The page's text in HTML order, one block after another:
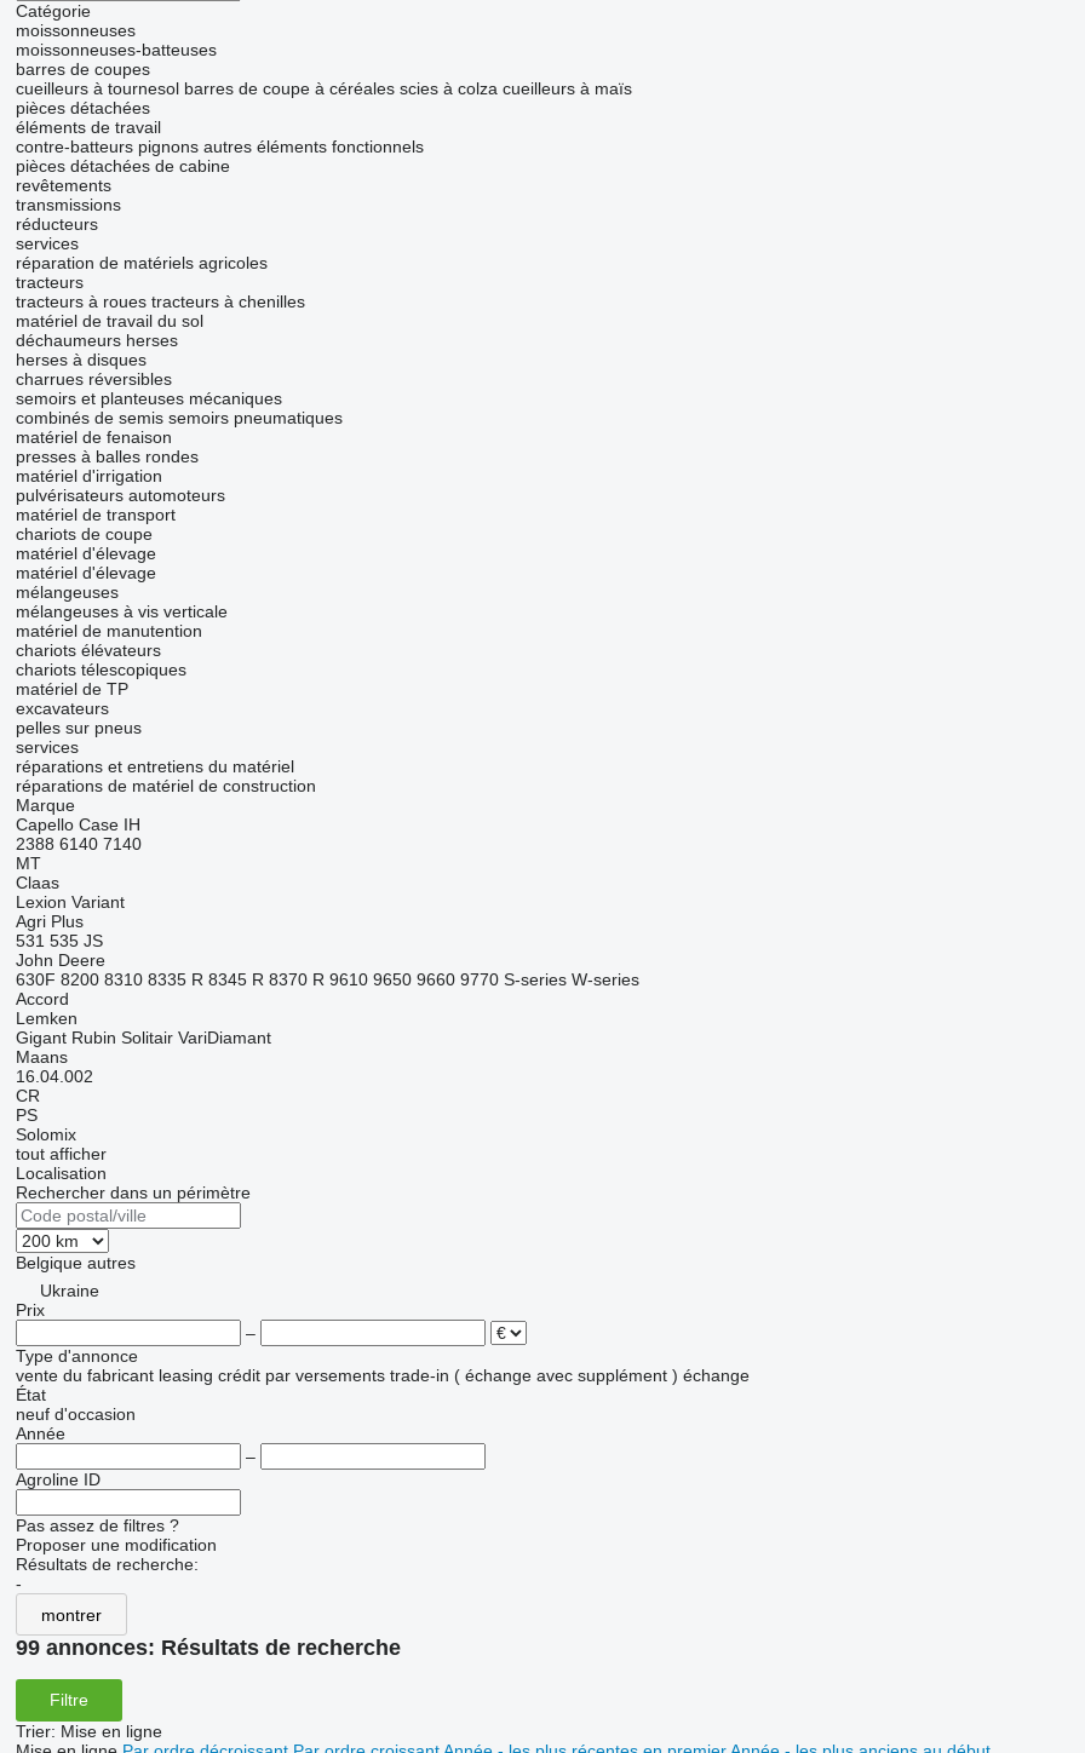
Catégorie
moissonneuses
moissonneuses-batteuses
barres de coupes
cueilleurs à tournesol barres de coupe à céréales scies à colza cueilleurs à maïs
pièces détachées
éléments de travail
contre-batteurs pignons autres éléments fonctionnels
pièces détachées de cabine
revêtements
transmissions
réducteurs
services
réparation de matériels agricoles
tracteurs
tracteurs à roues tracteurs à chenilles
matériel de travail du sol
déchaumeurs herses
herses à disques
charrues réversibles
semoirs et planteuses mécaniques
combinés de semis semoirs pneumatiques
matériel de fenaison
presses à balles rondes
matériel d'irrigation
pulvérisateurs automoteurs
matériel de transport
chariots de coupe
matériel d'élevage
matériel d'élevage
mélangeuses
mélangeuses à vis verticale
matériel de manutention
chariots élévateurs
chariots télescopiques
matériel de TP
excavateurs
pelles sur pneus
services
réparations et entretiens du matériel
réparations de matériel de construction
Marque
Capello Case IH
2388 6140 7140
MT
Claas
Lexion Variant
Agri Plus
531 535 JS
John Deere
630F 8200 8310 8335 R 8345 R 8370 R 9610 9650 9660 9770 S-series W-series
Accord
Lemken
Gigant Rubin Solitair VariDiamant
Maans
16.04.002
CR
PS
Solomix
tout afficher
Localisation
Rechercher dans un périmètre
Belgique autres
Ukraine
Prix
–
Type d'annonce
vente du fabricant leasing crédit par versements trade-in ( échange avec supplément ) échange
État
neuf d'occasion
Année
–
Agroline ID
Pas assez de filtres ?
Proposer une modification
Résultats de recherche:
-
montrer
99 annonces: Résultats de recherche
Filtre
Trier: Mise en ligne